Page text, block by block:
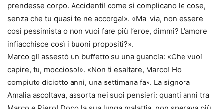
prendesse corpo. Accidenti! come si complicano le cose,
senza che tu quasi te ne accorga!». «Ma, via, non essere
così pessimista o non vuoi fare più l’eroe, dimmi? L’amore
infiacchisce così i buoni propositi?».
Marco gli assestò un buffetto su una guancia: «Che vuoi
capire, tu, moccioso!». «Non ti esaltare, Marco! Ho
compiuto diciotto anni, una settimana fa». La signora
Amalia ascoltava, assorta nei suoi pensieri: quanti anni tra